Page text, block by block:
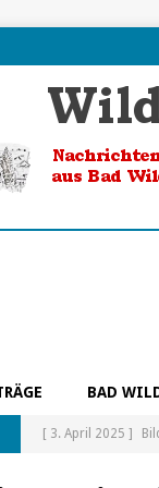
BAD
[ 3. April 2025 ]